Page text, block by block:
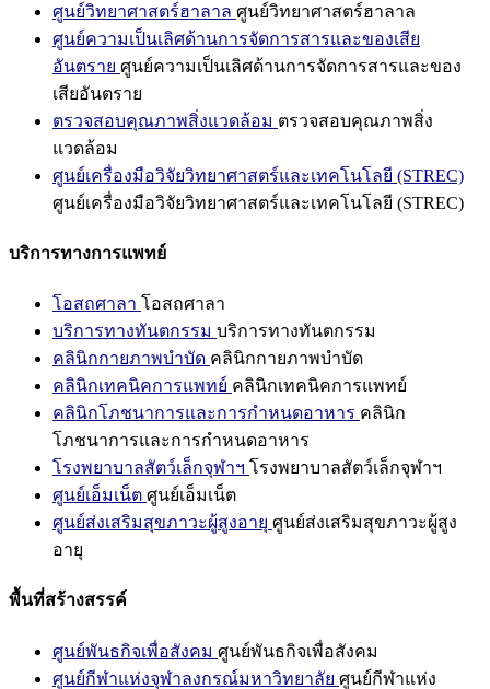
ศูนย์วิทยาศาสตร์ฮาลาล ศูนย์วิทยาศาสตร์ฮาลาล
ศูนย์ความเป็นเลิศด้านการจัดการสารและของเสีย
อันตราย ศูนย์ความเป็นเลิศด้านการจัดการสารและของ
เสียอันตราย
ตรวจสอบคุณภาพสิ่งแวดล้อม ตรวจสอบคุณภาพสิ่ง
แวดล้อม
ศูนย์เครื่องมือวิจัยวิทยาศาสตร์และเทคโนโลยี (STREC)
ศูนย์เครื่องมือวิจัยวิทยาศาสตร์และเทคโนโลยี (STREC)
บริการทางการแพทย์
โอสถศาลา โอสถศาลา
บริการทางทันตกรรม บริการทางทันตกรรม
คลินิกกายภาพบำบัด คลินิกกายภาพบำบัด
คลินิกเทคนิคการแพทย์ คลินิกเทคนิคการแพทย์
คลินิกโภชนาการและการกำหนดอาหาร คลินิก
โภชนาการและการกำหนดอาหาร
โรงพยาบาลสัตว์เล็กจุฬาฯ โรงพยาบาลสัตว์เล็กจุฬาฯ
ศูนย์เอ็มเน็ต ศูนย์เอ็มเน็ต
ศูนย์ส่งเสริมสุขภาวะผู้สูงอายุ ศูนย์ส่งเสริมสุขภาวะผู้สูง
อายุ
พื้นที่สร้างสรรค์
ศูนย์พันธกิจเพื่อสังคม ศูนย์พันธกิจเพื่อสังคม
ศูนย์กีฬาแห่งจุฬาลงกรณ์มหาวิทยาลัย ศูนย์กีฬาแห่ง